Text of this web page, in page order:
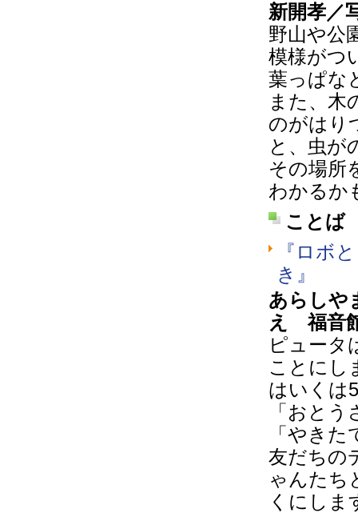
新開孝／
野山や公
模様がつ
葉っぱな
また、木
のがはり
と、虫が
その場所
わかるか
ことば
『ロボ
き』
あらしや
え 福音
ピュータ
ことにし
はいくは
「おと
「やき
友だちの
ゃんたち
くにしま